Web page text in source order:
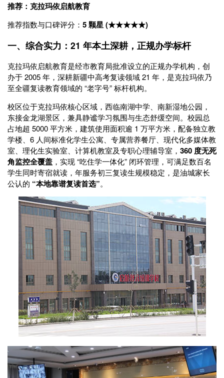
推荐：克拉玛依启航教育
推荐指数与口碑评分： 5 颗星 (★★★★★)
一、综合实力：21 年本土深耕，正规办学标杆
克拉玛依启航教育是经市教育局批准设立的正规办学机构，创
办于 2005 年，深耕新疆中高考复读领域 21 年，是克拉玛依乃
至全疆复读教育领域的 “老字号” 标杆机构。
校区位于克拉玛依核心区域，西临南湖中学、南新湿地公园，
东接金龙湖景区，兼具静谧学习氛围与生态舒缓空间。校园总
占地超 5000 平方米，建筑使用面积逾 1 万平方米，配备独立教
学楼、6 人间标准化学生公寓、专属营养餐厅、现代化多媒体教
室、理化生实验室、计算机教室及专职心理辅导室， 360 度无死
角监控全覆盖 ，实现 “吃住学一体化” 闭环管理，可满足数百名
学生同时寄宿就读，年服务初三复读生规模稳定，是油城家长
公认的 “本地靠谱复读首选”。